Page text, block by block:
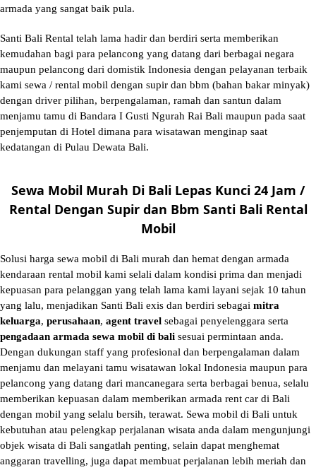
armada yang sangat baik pula.
Santi Bali Rental telah lama hadir dan berdiri serta memberikan
kemudahan bagi para pelancong yang datang dari berbagai negara
maupun pelancong dari domistik Indonesia dengan pelayanan terbaik
kami sewa / rental mobil dengan supir dan bbm (bahan bakar minyak)
dengan driver pilihan, berpengalaman, ramah dan santun dalam
menjamu tamu di Bandara I Gusti Ngurah Rai Bali maupun pada saat
penjemputan di Hotel dimana para wisatawan menginap saat
kedatangan di Pulau Dewata Bali.
Sewa Mobil Murah Di Bali Lepas Kunci 24 Jam /
Rental Dengan Supir dan Bbm Santi Bali Rental
Mobil
Solusi harga sewa mobil di Bali murah dan hemat dengan armada
kendaraan rental mobil kami selali dalam kondisi prima dan menjadi
kepuasan para pelanggan yang telah lama kami layani sejak 10 tahun
yang lalu, menjadikan Santi Bali exis dan berdiri sebagai mitra
keluarga, perusahaan, agent travel sebagai penyelenggara serta
pengadaan armada sewa mobil di bali sesuai permintaan anda.
Dengan dukungan staff yang profesional dan berpengalaman dalam
menjamu dan melayani tamu wisatawan lokal Indonesia maupun para
pelancong yang datang dari mancanegara serta berbagai benua, selalu
memberikan kepuasan dalam memberikan armada rent car di Bali
dengan mobil yang selalu bersih, terawat. Sewa mobil di Bali untuk
kebutuhan atau pelengkap perjalanan wisata anda dalam mengunjungi
objek wisata di Bali sangatlah penting, selain dapat menghemat
anggaran travelling, juga dapat membuat perjalanan lebih meriah dan